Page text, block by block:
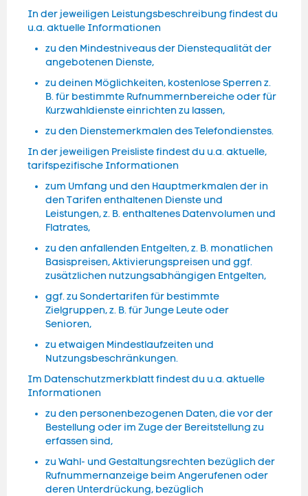
In der jeweiligen Leistungsbeschreibung findest du
u.a. aktuelle Informationen
zu den Mindestniveaus der Dienstequalität der
angebotenen Dienste,
zu deinen Möglichkeiten, kostenlose Sperren z.
B. für bestimmte Rufnummernbereiche oder für
Kurzwahldienste einrichten zu lassen,
zu den Dienstemerkmalen des Telefondienstes.
In der jeweiligen Preisliste findest du u.a. aktuelle,
tarifspezifische Informationen
zum Umfang und den Hauptmerkmalen der in
den Tarifen enthaltenen Dienste und
Leistungen, z. B. enthaltenes Datenvolumen und
Flatrates,
zu den anfallenden Entgelten, z. B. monatlichen
Basispreisen, Aktivierungspreisen und ggf.
zusätzlichen nutzungsabhängigen Entgelten,
ggf. zu Sondertarifen für bestimmte
Zielgruppen, z. B. für Junge Leute oder
Senioren,
zu etwaigen Mindestlaufzeiten und
Nutzungsbeschränkungen.
Im Datenschutzmerkblatt findest du u.a. aktuelle
Informationen
zu den personenbezogenen Daten, die vor der
Bestellung oder im Zuge der Bereitstellung zu
erfassen sind,
zu Wahl- und Gestaltungsrechten bezüglich der
Rufnummernanzeige beim Angerufenen oder
deren Unterdrückung, bezüglich